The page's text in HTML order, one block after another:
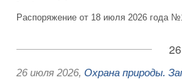
Распоряжение от 18 июля 2026 года
26 июля 2026, Охрана природы.